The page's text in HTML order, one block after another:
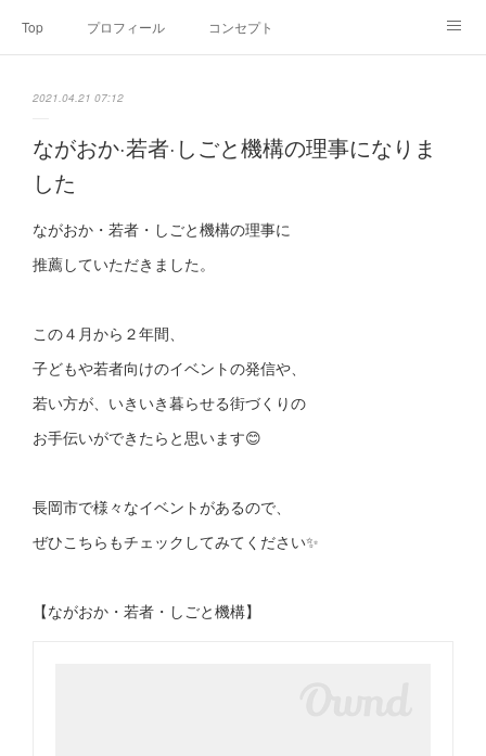
Top プロフィール コンセプト
SNS
2021.04.21 07:12
ながおか·若者·しごと機構の理事になりま
した
ながおか・若者・しごと機構の理事に
推薦していただきました。
この４月から２年間、
子どもや若者向けのイベントの発信や、
若い方が、いきいき暮らせる街づくりの
お手伝いができたらと思います😊
長岡市で様々なイベントがあるので、
ぜひこちらもチェックしてみてください✨
【ながおか・若者・しごと機構】